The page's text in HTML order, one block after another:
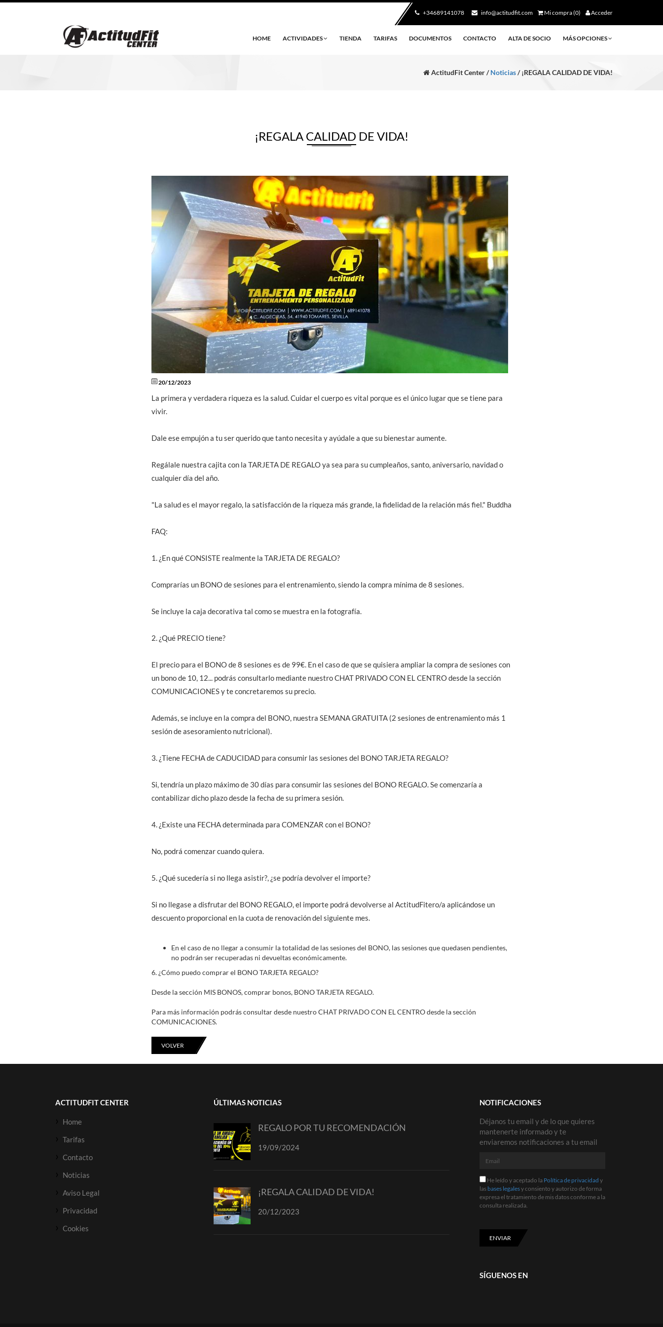
+34689141078 info@actitudfit.com Mi compra (0) Acceder
HOME ACTIVIDADES TIENDA TARIFAS DOCUMENTOS CONTACTO ALTA DE SOCIO MÁS OPCIONES
ActitudFit Center /Noticias/ ¡REGALA CALIDAD DE VIDA!
¡REGALA CALIDAD DE VIDA!
20/12/2023
La primera y verdadera riqueza es la salud. Cuidar el cuerpo es vital porque es el único lugar que se tiene para
vivir.
Dale ese empujón a tu ser querido que tanto necesita y ayúdale a que su bienestar aumente.
Regálale nuestra cajita con la TARJETA DE REGALO ya sea para su cumpleaños, santo, aniversario, navidad o
cualquier día del año.
"La salud es el mayor regalo, la satisfacción de la riqueza más grande, la fidelidad de la relación más fiel." Buddha
FAQ:
1. ¿En qué CONSISTE realmente la TARJETA DE REGALO?
Comprarías un BONO de sesiones para el entrenamiento, siendo la compra mínima de 8 sesiones.
Se incluye la caja decorativa tal como se muestra en la fotografía.
2. ¿Qué PRECIO tiene?
El precio para el BONO de 8 sesiones es de 99€. En el caso de que se quisiera ampliar la compra de sesiones con
un bono de 10, 12... podrás consultarlo mediante nuestro CHAT PRIVADO CON EL CENTRO desde la sección
COMUNICACIONES y te concretaremos su precio.
Además, se incluye en la compra del BONO, nuestra SEMANA GRATUITA (2 sesiones de entrenamiento más 1
sesión de asesoramiento nutricional).
3. ¿Tiene FECHA de CADUCIDAD para consumir las sesiones del BONO TARJETA REGALO?
Si, tendría un plazo máximo de 30 días para consumir las sesiones del BONO REGALO. Se comenzaría a
contabilizar dicho plazo desde la fecha de su primera sesión.
4. ¿Existe una FECHA determinada para COMENZAR con el BONO?
No, podrá comenzar cuando quiera.
5. ¿Qué sucedería si no llega asistir?, ¿se podría devolver el importe?
Si no llegase a disfrutar del BONO REGALO, el importe podrá devolverse al ActitudFitero/a aplicándose un
descuento proporcional en la cuota de renovación del siguiente mes.
En el caso de no llegar a consumir la totalidad de las sesiones del BONO, las sesiones que quedasen pendientes,
no podrán ser recuperadas ni devueltas económicamente.
6. ¿Cómo puedo comprar el BONO TARJETA REGALO?
Desde la sección MIS BONOS, comprar bonos, BONO TARJETA REGALO.
Para más información podrás consultar desde nuestro CHAT PRIVADO CON EL CENTRO desde la sección
COMUNICACIONES.
VOLVER
ACTITUDFIT CENTER
Home
Tarifas
Contacto
Noticias
Aviso Legal
Privacidad
Cookies
ÚLTIMAS NOTICIAS
REGALO POR TU RECOMENDACIÓN
19/09/2024
¡REGALA CALIDAD DE VIDA!
20/12/2023
NOTIFICACIONES
Déjanos tu email y de lo que quieres
mantenerte informado y te
enviaremos notificaciones a tu email
Email
He
leído
y
aceptado
de
privacidad
y
y
He leído y aceptado la Política de privacidad y
las bases legalesy consiento y autorizo de forma
expresa el tratamiento de mis datos conforme a la
consulta realizada.
ENVIAR
SÍGUENOS EN